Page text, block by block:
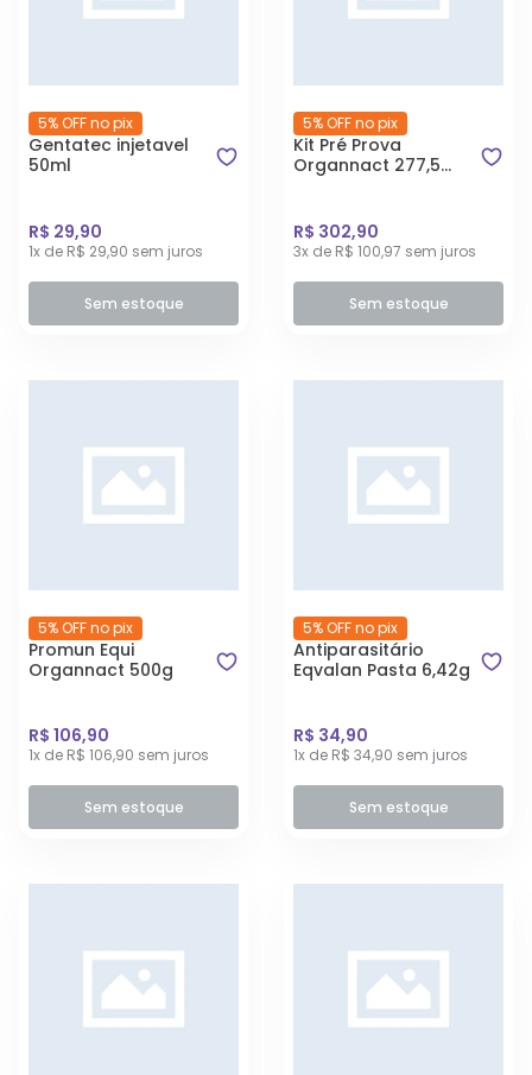
5% OFF no pix
Gentatec injetavel
50ml
R$ 29,90
1x de R$ 29,90 sem juros
Sem estoque
5% OFF no pix
Kit Pré Prova
Organnact 277,5
R$ 302,90
3x de R$ 100,97 sem juros
Sem estoque
5% OFF no pix
Promun Equi
Organnact 500g
R$ 106,90
1x de R$ 106,90 sem juros
Sem estoque
5% OFF no pix
Antiparasitário
Eqvalan Pasta 6,42g
R$ 34,90
1x de R$ 34,90 sem juros
Sem estoque